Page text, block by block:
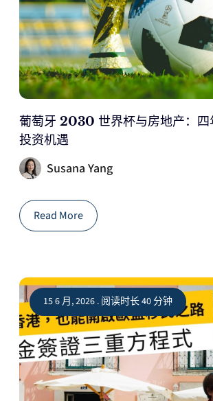
葡萄牙 2030 世界杯与房地产：四
投资机遇
Susana Yang
Read More
15 6 月, 2026 . 阅读时长 40 分钟